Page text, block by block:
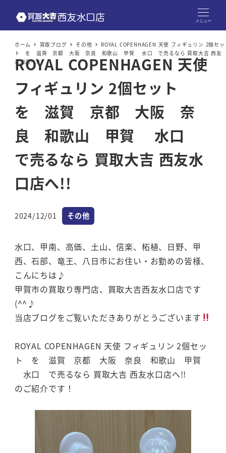
メニュー
ホーム 買取ブログ その他
ROYAL COPENHAGEN 天使 フィギュリン 2個セッ
ト を 滋賀 京都 大阪 奈良 和歌山 甲賀 水口 で売るなら 買取大吉 西友
水口店へ!!
ROYAL COPENHAGEN 天使
フィギュリン 2個セット
を 滋賀 京都 大阪 奈
良 和歌山 甲賀 水口
で売るなら 買取大吉 西友水
口店へ!!
投稿日
2024/12/01 カテゴリー
その他
水口、甲南、高価、土山、信楽、柘植、日野、甲
西、石部、竜王、八日市にお住い・お勤めの皆様、
こんにちは♪
甲賀市の買取り専門店、買取大吉西友水口店です
(^^♪
当店ブログをご覧いただきありがとうございます
ROYAL COPENHAGEN 天使 フィギュリン 2個セッ
ト を 滋賀 京都 大阪 奈良 和歌山 甲賀
水口 で売るなら 買取大吉 西友水口店へ!!
のご紹介です！